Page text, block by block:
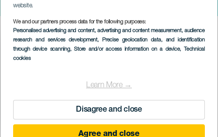
website.
We and our partners process data for the following purposes:
Personalised advertising and content, advertising and content measurement, audience
research and services development, Precise geolocation data, and identification
through device scanning, Store and/or access information on a device, Technical
cookies
Learn More →
Disagree and close
Agree and close
Rainbow Run Family
Imagen
Listado